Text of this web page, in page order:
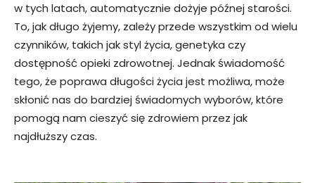
w tych latach, automatycznie dożyje późnej starości.
To, jak długo żyjemy, zależy przede wszystkim od wielu
czynników, takich jak styl życia, genetyka czy
dostępność opieki zdrowotnej. Jednak świadomość
tego, że poprawa długości życia jest możliwa, może
skłonić nas do bardziej świadomych wyborów, które
pomogą nam cieszyć się zdrowiem przez jak
najdłuższy czas.